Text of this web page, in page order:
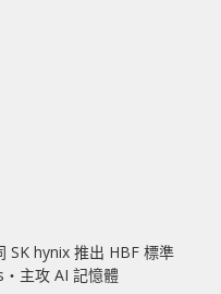
SK hynix 推出 HBF 標準
主攻 AI 記憶體